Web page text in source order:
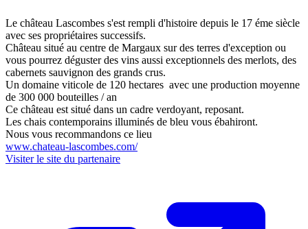
Le château Lascombes s'est rempli d'histoire depuis le 17 éme siècle
avec ses propriétaires successifs.
Château situé au centre de Margaux sur des terres d'exception ou
vous pourrez déguster des vins aussi exceptionnels des merlots, des
cabernets sauvignon des grands crus.
Un domaine viticole de 120 hectares avec une production moyenne
de 300 000 bouteilles / an
Ce château est situé dans un cadre verdoyant, reposant.
Les chais contemporains illuminés de bleu vous ébahiront.
Nous vous recommandons ce lieu
www.chateau-lascombes.com/
Visiter le site du partenaire